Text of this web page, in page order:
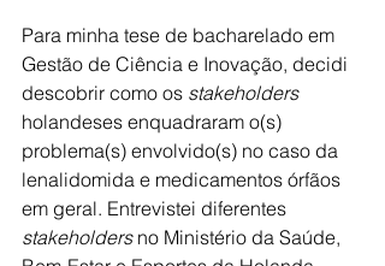
Para minha tese de bacharelado em
Gestão de Ciência e Inovação, decidi
descobrir como os stakeholders
holandeses enquadraram o(s)
problema(s) envolvido(s) no caso da
lenalidomida e medicamentos órfãos
em geral. Entrevistei diferentes
stakeholders no Ministério da Saúde,